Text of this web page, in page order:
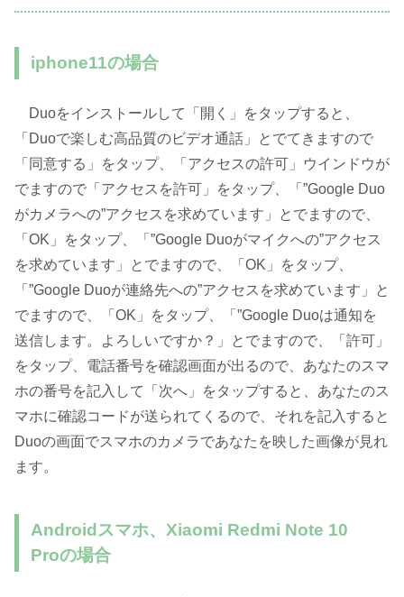
iphone11の場合
Duoをインストールして「開く」をタップすると、
「Duoで楽しむ高品質のビデオ通話」とでてきますので
「同意する」をタップ、「アクセスの許可」ウインドウが
でますので「アクセスを許可」をタップ、「”Google Duo
がカメラへの”アクセスを求めています」とでますので、
「OK」をタップ、「”Google Duoがマイクへの”アクセス
を求めています」とでますので、「OK」をタップ、
「”Google Duoが連絡先への”アクセスを求めています」と
でますので、「OK」をタップ、「”Google Duoは通知を
送信します。よろしいですか？」とでますので、「許可」
をタップ、電話番号を確認画面が出るので、あなたのスマ
ホの番号を記入して「次へ」をタップすると、あなたのス
マホに確認コードが送られてくるので、それを記入すると
Duoの画面でスマホのカメラであなたを映した画像が見れ
ます。
Androidスマホ、Xiaomi Redmi Note 10
Proの場合